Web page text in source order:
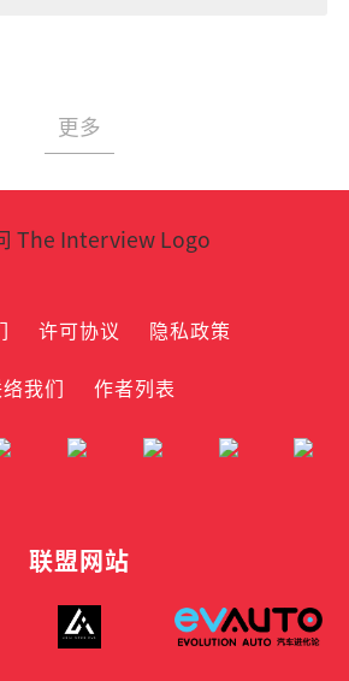
更多
许可协议
隐私政策
我们
作者列表
联盟网站